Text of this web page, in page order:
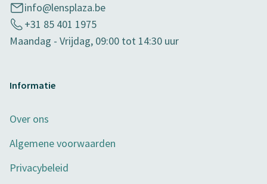
info@lensplaza.be
+31 85 401 1975
Maandag - Vrijdag, 09:00 tot 14:30 uur
Informatie
Over ons
Algemene voorwaarden
Privacybeleid